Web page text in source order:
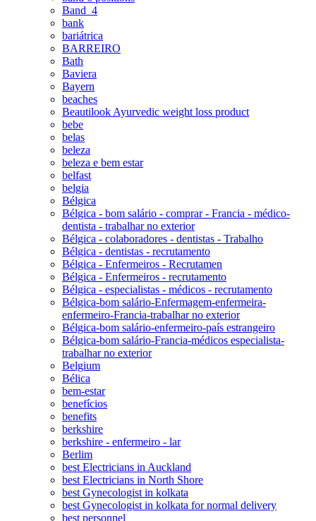
Band_4
bank
bariátrica
BARREIRO
Bath
Baviera
Bayern
beaches
Beautilook Ayurvedic weight loss product
bebe
belas
beleza
beleza e bem estar
belfast
belgia
Bélgica
Bélgica - bom salário - comprar - Francia - médico-
dentista - trabalhar no exterior
Bélgica - colaboradores - dentistas - Trabalho
Bélgica - dentistas - recrutamento
Bélgica - Enfermeiros - Recrutamen
Bélgica - Enfermeiros - recrutamento
Bélgica - especialistas - médicos - recrutamento
Bélgica-bom salário-Enfermagem-enfermeira-
enfermeiro-Francia-trabalhar no exterior
Bélgica-bom salário-enfermeiro-país estrangeiro
Bélgica-bom salário-Francia-médicos especialista-
trabalhar no exterior
Belgium
Bélica
bem-estar
benefícios
benefits
berkshire
berkshire - enfermeiro - lar
Berlim
best Electricians in Auckland
best Electricians in North Shore
best Gynecologist in kolkata
best Gynecologist in kolkata for normal delivery
best personnel